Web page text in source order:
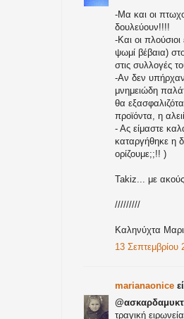
-Μα και οι
δουλεύουν!!!!
-Και οι πλούσιοι
ψωμί βέβαια)
στις συλλογές
-Αν δεν
μνημειώδη
θα
προϊόντα, η
- Ας είμαστε
καταργήθηκε η
ορίζουμε;;!! )
Takiz... με
/////////
Καληνύχτα
13 Σεπτεμβρίου
marianaonice
τραγική